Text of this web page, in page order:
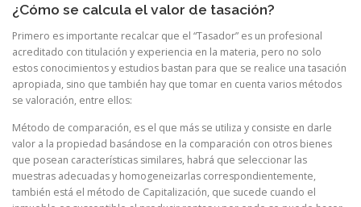
¿Cómo se calcula el valor de tasación?
Primero es importante recalcar que el “Tasador” es un profesional
acreditado con titulación y experiencia en la materia, pero no solo
estos conocimientos y estudios bastan para que se realice una tasación
apropiada, sino que también hay que tomar en cuenta varios métodos
se valoración, entre ellos:
Método de comparación, es el que más se utiliza y consiste en darle
valor a la propiedad basándose en la comparación con otros bienes
que posean características similares, habrá que seleccionar las
muestras adecuadas y homogeneizarlas correspondientemente,
también está el método de Capitalización, que sucede cuando el